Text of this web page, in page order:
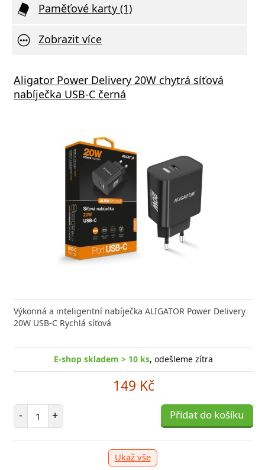
Paměťové karty (1)
Zobrazit více
Aligator Power Delivery 20W chytrá síťová
nabíječka USB-C černá
Výkonná a inteligentní nabíječka ALIGATOR Power Delivery
20W USB-C Rychlá síťová
E-shop skladem > 10 ks, odešleme zítra
149 Kč
- Počet položek
+ Přidat do košíku
Ukaž vše